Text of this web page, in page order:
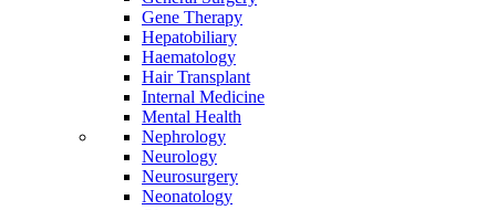
Gene Therapy
Hepatobiliary
Haematology
Hair Transplant
Internal Medicine
Mental Health
Nephrology
Neurology
Neurosurgery
Neonatology